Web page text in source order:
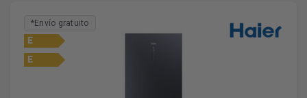
*Envío gratuito
E
E